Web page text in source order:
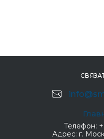
Телефон:
Адрес: г.